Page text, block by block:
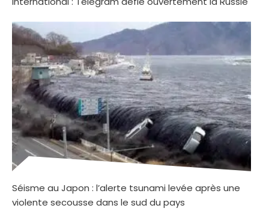
Séisme au Japon : l’alerte tsunami levée après une
violente secousse dans le sud du pays